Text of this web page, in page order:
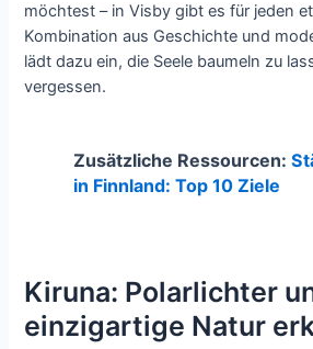
möchtest – in Visby gibt es für jeden
Kombination aus Geschichte und
lädt dazu ein, die Seele baumeln zu
vergessen.
Zusätzliche Ressourcen:
in Finnland: Top 10 Ziele
Kiruna: Polarlichter
einzigartige Natur